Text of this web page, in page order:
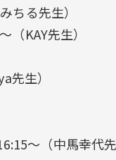
ちる先生）
KAY先生）
先生）
〜（中馬幸代先